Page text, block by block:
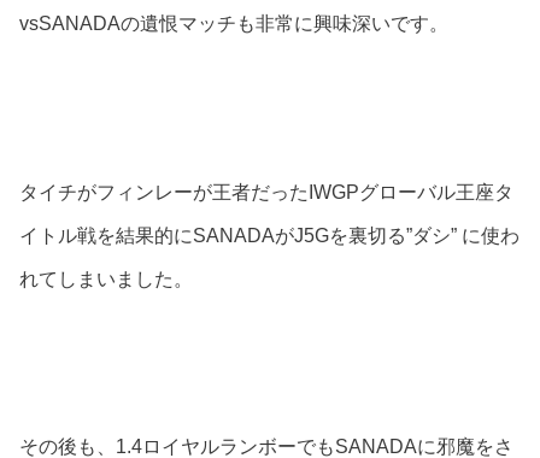
vsSANADAの遺恨マッチも非常に興味深いです。
タイチがフィンレーが王者だったIWGPグローバル王座タ
イトル戦を結果的にSANADAがJ5Gを裏切る”ダシ” に使わ
れてしまいました。
その後も、1.4ロイヤルランボーでもSANADAに邪魔をさ